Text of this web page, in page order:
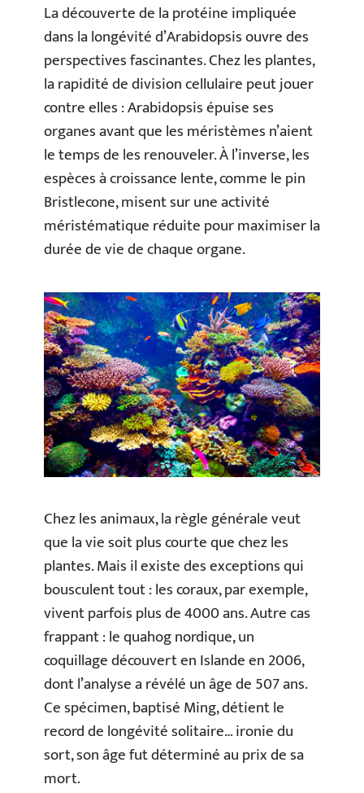
La découverte de la protéine impliquée
dans la longévité d’Arabidopsis ouvre des
perspectives fascinantes. Chez les plantes,
la rapidité de division cellulaire peut jouer
contre elles : Arabidopsis épuise ses
organes avant que les méristèmes n’aient
le temps de les renouveler. À l’inverse, les
espèces à croissance lente, comme le pin
Bristlecone, misent sur une activité
méristématique réduite pour maximiser la
durée de vie de chaque organe.
Chez les animaux, la règle générale veut
que la vie soit plus courte que chez les
plantes. Mais il existe des exceptions qui
bousculent tout : les coraux, par exemple,
vivent parfois plus de 4000 ans. Autre cas
frappant : le quahog nordique, un
coquillage découvert en Islande en 2006,
dont l’analyse a révélé un âge de 507 ans.
Ce spécimen, baptisé Ming, détient le
record de longévité solitaire… ironie du
sort, son âge fut déterminé au prix de sa
mort.